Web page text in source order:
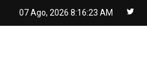
07 Ago, 2026 8:16:24 AM